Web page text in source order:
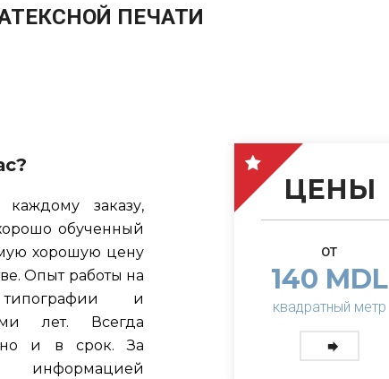
ПЕЧАТИ
заказу,
обученный
хорошую цену
Опыт работы на
и
лет. Всегда
и в срок. За
ЦЕНЫ
от
140 MDL
квадратный метр